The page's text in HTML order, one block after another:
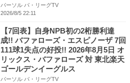
パーソル パ・リーグTV
2026/8/5 22:11
【7回表】自身NPB初の2桁勝利達
成!! バファローズ・エスピノーザ 7回
111球1失点の好投!! 2026年8月5日 オ
リックス・バファローズ 対 東北楽天
ゴールデンイーグルス
パーソル パ・リーグTV